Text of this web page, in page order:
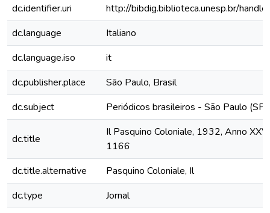
dc.identifier.uri
http://bibdig.biblioteca.unesp.br/
dc.language
Italiano
dc.language.iso
it
dc.publisher.place
São Paulo, Brasil
dc.subject
Periódicos brasileiros - São Paulo (SP)
dc.title
Il Pasquino Coloniale, 1932, Anno
1166
dc.title.alternative
Pasquino Coloniale, Il
dc.type
Jornal